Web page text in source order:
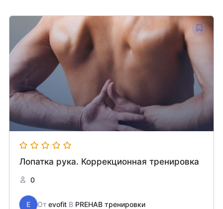
Лопатка рука. Коррекционная тренировка
0
E От evofitВ PREHAB тренировки